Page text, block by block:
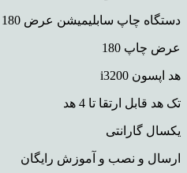
دستگاه چاپ سابلیمیشن عرض 180 (آکبند داخل پالت)
عرض چاپ 180
هد اپسون i3200
تک هد قابل ارتقا تا 4 هد
یکسال گارانتی
ارسال و نصب و آموزش رایگان